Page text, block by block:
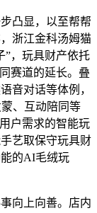
凸显，以至帮帮
浙江金科汤姆猫
”，玩具财产依托
赛道的延长。叠
音对话等体例，
、互动陪同等
户需求的智能玩
艺取保守玩具财
的AI毛绒玩
向上向善。店内